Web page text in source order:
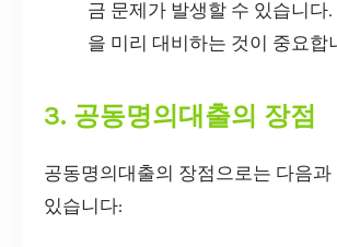
금 문제가 발생할 수 있습니다
을 미리 대비하는 것이 중요합
3. 공동명의대출의 장점
공동명의대출의 장점으로는 다음과
있습니다: